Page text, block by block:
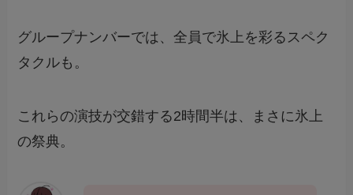
グループナンバーでは、全員で氷上を彩るスペク
タクルも。
これらの演技が交錯する2時間半は、まさに氷上
の祭典。